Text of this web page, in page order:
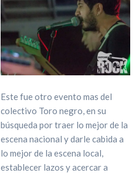
Este fue otro evento mas del
colectivo Toro negro, en su
búsqueda por traer lo mejor de la
escena nacional y darle cabida a
lo mejor de la escena local,
establecer lazos y acercar a